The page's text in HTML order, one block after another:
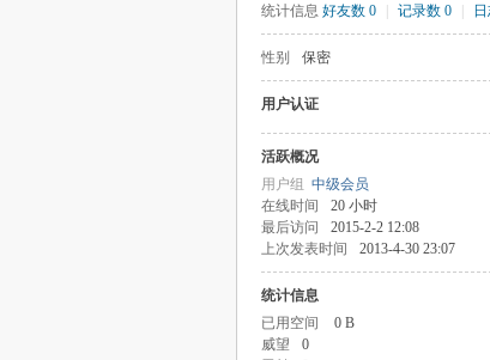
统计信息 好友数 0 记录数 0
性别 保密
用户认证
活跃概况
用户组 中级会员
在线时间
20 小时
最后访问
2015-2-2 12:08
上次发表时间
2013-4-30 23:07
统计信息
已用空间
0 B
威望
0